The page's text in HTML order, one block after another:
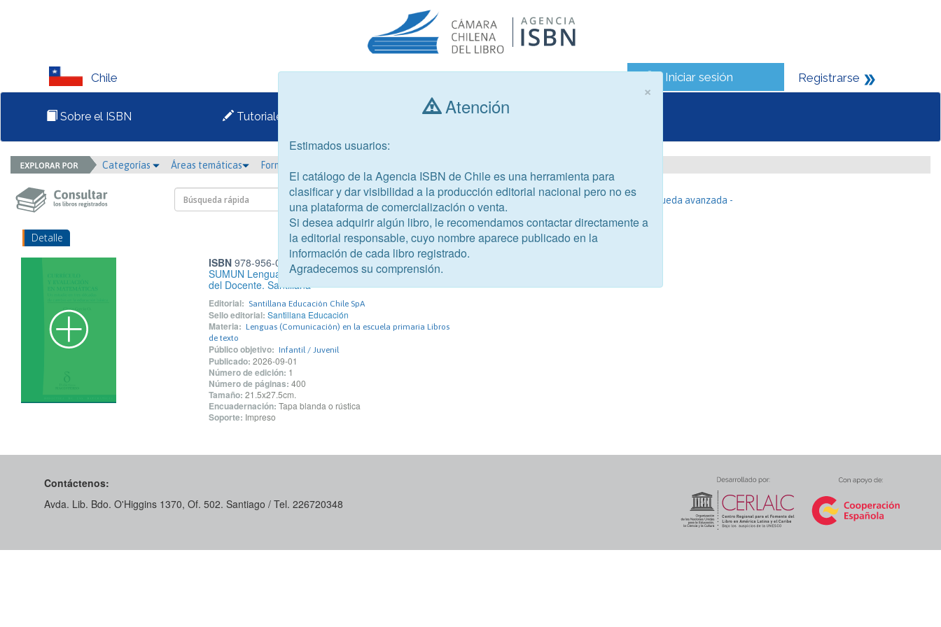
Chile Iniciar sesión Registrarse
Sobre el ISBN Tutoriales Consultar libros
Categorías Áreas temáticas Formato
- Búsqueda avanzada -
Detalle
ISBN978-956-02-0650-3
SUMUN Lengua y Literatura 7° básico. Guía Didáctica
del Docente. Santillana
Editorial: Santillana Educación Chile SpA
Sello editorial: Santillana Educación
Materia: Lenguas (Comunicación) en la escuela primaria Libros
de texto
Público objetivo: Infantil / Juvenil
Publicado: 2026-09-01
Número de edición: 1
Número de páginas: 400
Tamaño: 21.5x27.5cm.
Encuadernación: Tapa blanda o rústica
Soporte: Impreso
Contáctenos:
Avda. Lib. Bdo. O'Higgins 1370, Of. 502. Santiago / Tel. 226720348
×
Atención
Estimados usuarios:
El catálogo de la Agencia ISBN de Chile es una herramienta para
clasificar y dar visibilidad a la producción editorial nacional pero no es
una plataforma de comercialización o venta.
Si desea adquirir algún libro, le recomendamos contactar directamente a
la editorial responsable, cuyo nombre aparece publicado en la
información de cada libro registrado.
Agradecemos su comprensión.